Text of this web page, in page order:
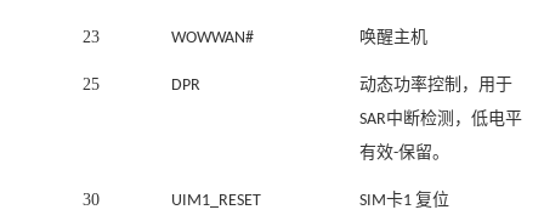
23 WOWWAN# 唤醒主机
25 DPR
动态功率控制，用于
SAR中断检测，低电平
有效-保留。
30 UIM1_RESET SIM卡1 复位